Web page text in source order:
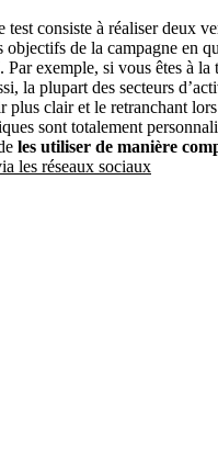
test consiste à réaliser deux
objectifs de la campagne en
. Par exemple, si vous êtes à
la plupart des secteurs
plus clair et le retranchant
sont totalement
les utiliser de manière
les réseaux sociaux